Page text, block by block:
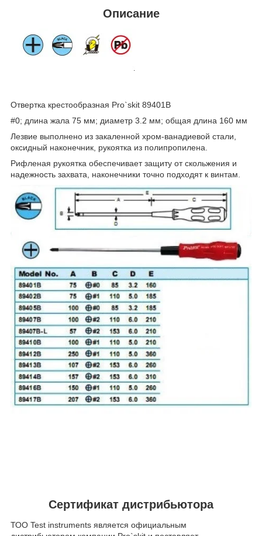
Описание
Отвертка крестообразная Pro`skit 89401B
#0; длина жала 75 мм; диаметр 3.2 мм; общая длина 160 мм
Лезвие выполнено из закаленной хром-ванадиевой стали,
оксидный наконечник, рукоятка из полипропилена.
Рифленая рукоятка обеспечивает защиту от скольжения и
надежность захвата, наконечники точно подходят к винтам.
Сертификат дистрибьютора
ТОО Test instruments является официальным